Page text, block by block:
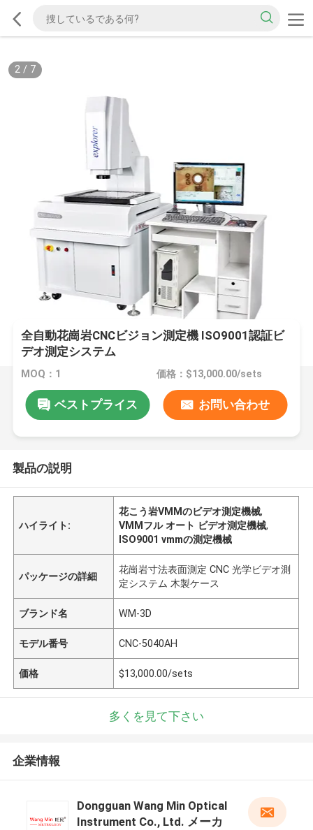
2/ 7
全自動花崗岩CNCビジョン測定機 ISO9001認証ビ
デオ測定システム
MOQ：1 価格：$13,000.00/sets
ベストプライス お問い合わせ
製品の説明
ハイライト:
花こう岩VMMのビデオ測定機械,
VMMフル オート ビデオ測定機械,
ISO9001 vmmの測定機械
パッケージの詳細
花崗岩寸法表面測定 CNC 光学ビデオ測
定システム 木製ケース
ブランド名 WM-3D
モデル番号 CNC-5040AH
価格 $13,000.00/sets
多くを見て下さい
企業情報
Dongguan Wang Min Optical
Instrument Co., Ltd. メーカ